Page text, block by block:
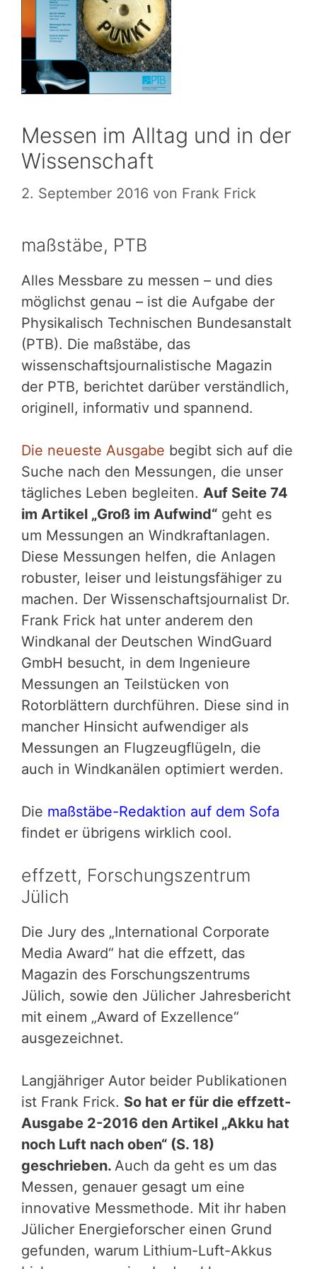
Messen im Alltag und in der
Wissenschaft
2. September 2016 von Frank Frick
maßstäbe, PTB
Alles Messbare zu messen – und dies
möglichst genau – ist die Aufgabe der
Physikalisch Technischen Bundesanstalt
(PTB). Die maßstäbe, das
wissenschaftsjournalistische Magazin
der PTB, berichtet darüber verständlich,
originell, informativ und spannend.
Die neueste Ausgabe begibt sich auf die
Suche nach den Messungen, die unser
tägliches Leben begleiten. Auf Seite 74
im Artikel „Groß im Aufwind“ geht es
um Messungen an Windkraftanlagen.
Diese Messungen helfen, die Anlagen
robuster, leiser und leistungsfähiger zu
machen. Der Wissenschaftsjournalist Dr.
Frank Frick hat unter anderem den
Windkanal der Deutschen WindGuard
GmbH besucht, in dem Ingenieure
Messungen an Teilstücken von
Rotorblättern durchführen. Diese sind in
mancher Hinsicht aufwendiger als
Messungen an Flugzeugflügeln, die
auch in Windkanälen optimiert werden.
Die maßstäbe-Redaktion auf dem Sofa
findet er übrigens wirklich cool.
effzett, Forschungszentrum
Jülich
Die Jury des „International Corporate
Media Award“ hat die effzett, das
Magazin des Forschungszentrums
Jülich, sowie den Jülicher Jahresbericht
mit einem „Award of Exzellence“
ausgezeichnet.
Langjähriger Autor beider Publikationen
ist Frank Frick. So hat er für die effzett-
Ausgabe 2-2016 den Artikel „Akku hat
noch Luft nach oben“ (S. 18)
geschrieben. Auch da geht es um das
Messen, genauer gesagt um eine
innovative Messmethode. Mit ihr haben
Jülicher Energieforscher einen Grund
gefunden, warum Lithium-Luft-Akkus